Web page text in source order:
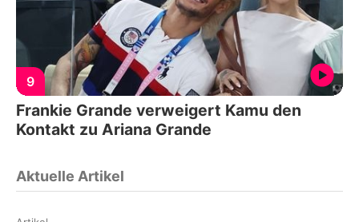
9
Frankie Grande verweigert Kamu den
Kontakt zu Ariana Grande
Aktuelle Artikel